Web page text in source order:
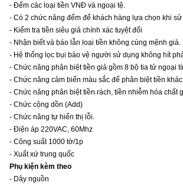
- Đếm các loại tiền VNĐ và ngoại tệ.
- Có 2 chức năng đếm để khách hàng lựa chọn khi
- Kiểm tra tiền siêu giả chính xác tuyệt đối
- Nhận biết và báo lẫn loại tiền không cùng mệnh giá.
- Hệ thống lọc bụi bảo vệ người sử dụng không hít
- Chức năng phân biệt tiền giả gồm 8 bộ tia tử ngoại
- Chức năng cảm biến màu sắc để phân biệt tiền
- Chức năng phân biệt tiền rách, tiền nhiễm hóa chất
- Chức cộng dồn (Add)
- Chức năng tự hiển thị lỗi.
- Điện áp 220VAC, 60Mhz
- Công suất 1000 tờ/1p
- Xuất xứ trung quốc
Phụ kiện kèm theo
- Dây nguồn